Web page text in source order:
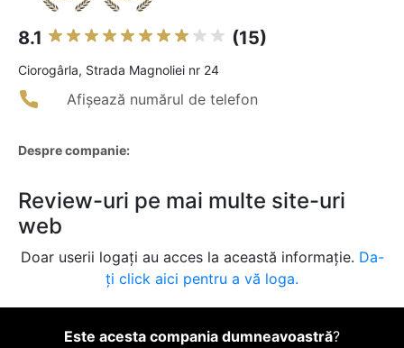
8.1 (15)
Ciorogârla, Strada Magnoliei nr 24
Afișează numărul de telefon
Despre companie:
Review-uri pe mai multe site-uri
web
Doar userii logați au acces la această informație. Da-
ți click aici pentru a vă loga.
Este acesta compania dumneavoastră?